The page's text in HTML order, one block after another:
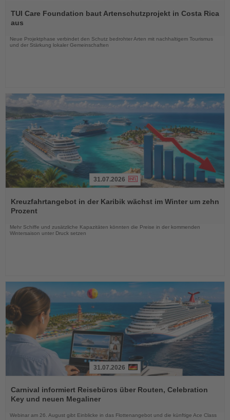
Sie
die
TUI Care Foundation baut Artenschutzprojekt in Costa Rica
aus
Neue Projektphase verbindet den Schutz bedrohter Arten mit nachhaltigem Tourismus
und der Stärkung lokaler Gemeinschaften
Sie
die
31.07.2026
Kreuzfahrtangebot in der Karibik wächst im Winter um zehn
Prozent
Mehr Schiffe und zusätzliche Kapazitäten könnten die Preise in der kommenden
Wintersaison unter Druck setzen
Sie
die
Nachrichten
31.07.2026
Carnival informiert Reisebüros über Routen, Celebration
Key und neuen Megaliner
Webinar am 26. August gibt Einblicke in das Flottenangebot und die künftige Ace Class